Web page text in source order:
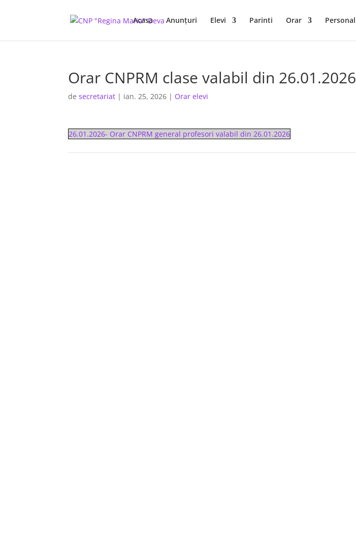
Acasa Anunţuri Elevi Parinti Orar Personal
Orar CNPRM clase valabil din 26.01.2026
desecretariat | ian. 25, 2026 | Orar elevi
26.01.2026- Orar CNPRM general profesori valabil din 26.01.2026